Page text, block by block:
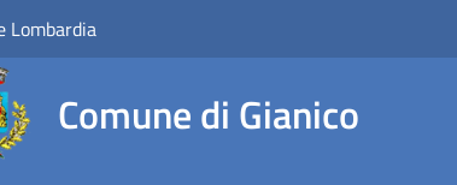
di
Lombardia
Comune di Gianico